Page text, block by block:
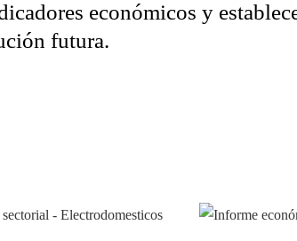
económicos y
futura.